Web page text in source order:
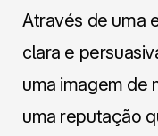
Através de uma
clara e
uma imagem de
uma reputação